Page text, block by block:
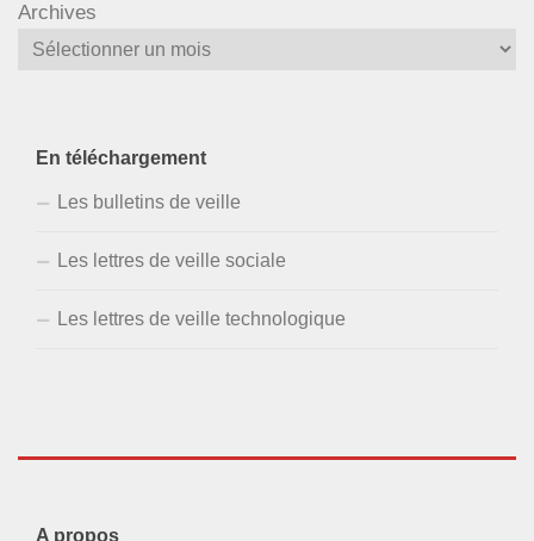
Archives
En téléchargement
Les bulletins de veille
Les lettres de veille sociale
Les lettres de veille technologique
A propos